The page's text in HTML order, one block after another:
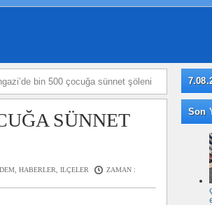
bin 500 çocuğa sünnet şöleni
SÜNNET
, HABERLER, ILÇELER
ZAMAN :
Son